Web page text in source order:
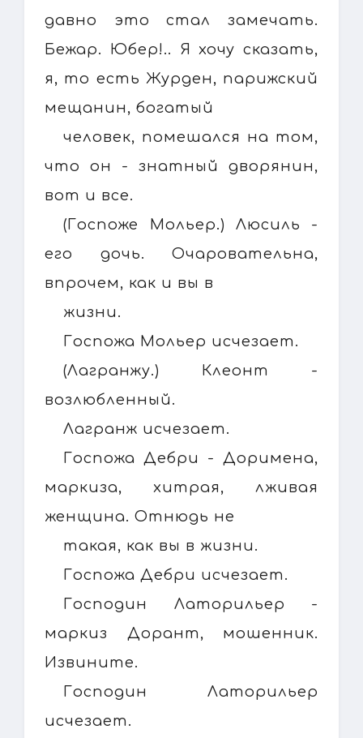
давно это стал замечать.
Бежар. Юбер!.. Я хочу сказать,
я, то есть Журден, парижский
мещанин, богатый
человек, помешался на том,
что он - знатный дворянин,
вот и все.
(Госпоже Мольер.) Люсиль -
его дочь. Очаровательна,
впрочем, как и вы в
жизни.
Госпожа Мольер исчезает.
(Лагранжу.) Клеонт -
возлюбленный.
Лагранж исчезает.
Госпожа Дебри - Доримена,
маркиза, хитрая, лживая
женщина. Отнюдь не
такая, как вы в жизни.
Госпожа Дебри исчезает.
Господин Латорильер -
маркиз Дорант, мошенник.
Извините.
Господин Латорильер
исчезает.